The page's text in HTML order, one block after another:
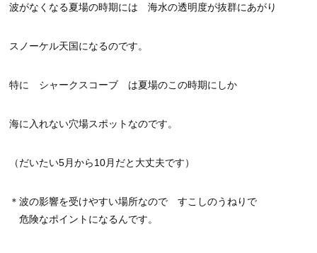
波がなくなる夏場の時期には 海水の透明度が抜群にあがり
スノーケル天国になるのです。
特に シャークスコーブ は夏場のこの時期にしか
海に入れない穴場スポットなのです。
（だいたい5月から10月だと大丈夫です）
＊波の影響を受けやすい場所なので すこしのうねりで
危険なポイントになるんです。